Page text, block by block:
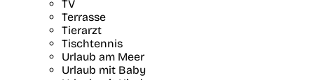
TV
Terrasse
Tierarzt
Tischtennis
Urlaub am Meer
Urlaub mit Baby